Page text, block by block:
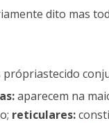
dito mas
aparecem na
reticulares: